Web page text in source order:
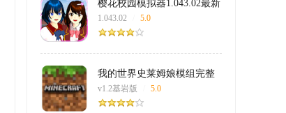
樱花校园模拟器1.043.02最新
版本(SAKURA
SchoolSimulator)
1.043.02 5.0
我的世界史莱姆娘模组完整
版无遮挡
v1.2基岩版 5.0